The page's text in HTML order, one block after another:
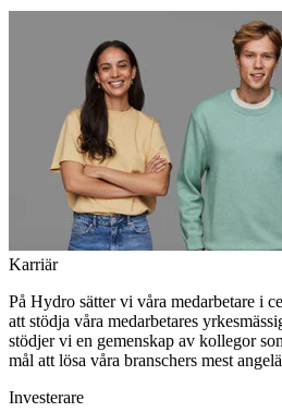
Karriär
På Hydro sätter vi våra medarbetare i
att stödja våra medarbetares
stödjer vi en gemenskap av kollegor
mål att lösa våra branschers mest
Investerare